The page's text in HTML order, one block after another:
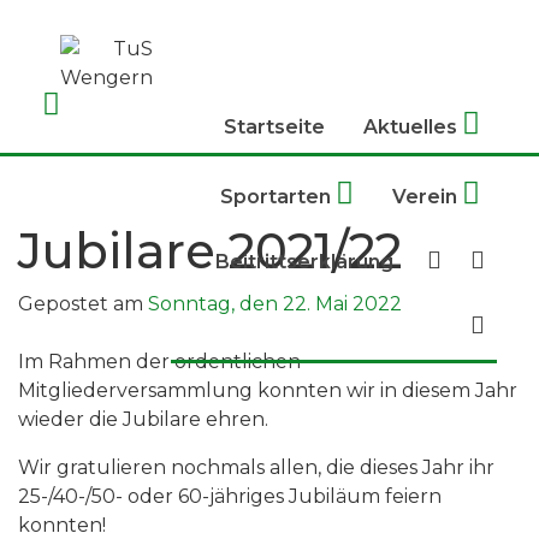
content
Startseite Aktuelles
Sportarten Verein
Beitrittserklärung
Jubilare 2021/22
Gepostet am Sonntag, den 22. Mai 2022
Im Rahmen der ordentlichen
Mitgliederversammlung konnten wir in diesem Jahr
wieder die Jubilare ehren.
Wir gratulieren nochmals allen, die dieses Jahr ihr
25-/40-/50- oder 60-jähriges Jubiläum feiern
konnten!